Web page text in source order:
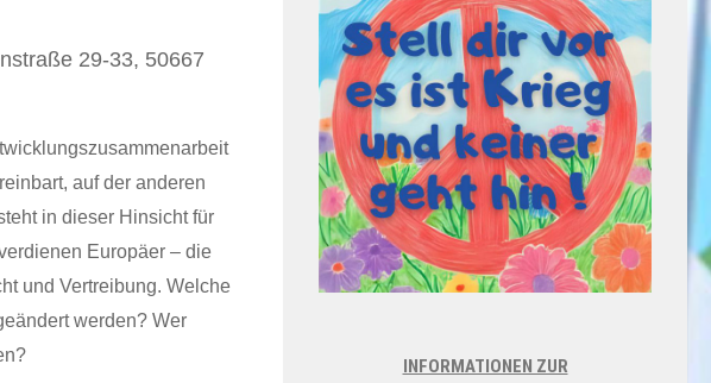
29-33, 50667
auf der anderen
in dieser Hinsicht für
Europäer – die
und Vertreibung. Welche
werden? Wer
INFORMATIONEN ZUR